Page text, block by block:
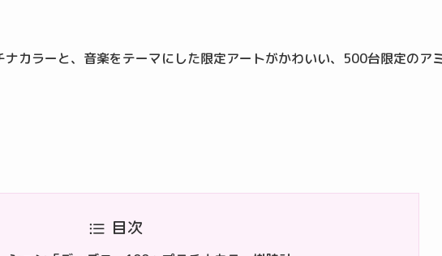
カラーと、音楽をテーマにした限定アートがかわいい、500台限定のア
目次